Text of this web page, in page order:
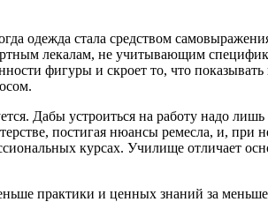
одежда стала средством
лекалам, не учитывающим
фигуры и скроет то, что
Дабы устроиться на работу надо
постигая нюансы ремесла, и, при
курсах. Училище отличает
практики и ценных знаний за